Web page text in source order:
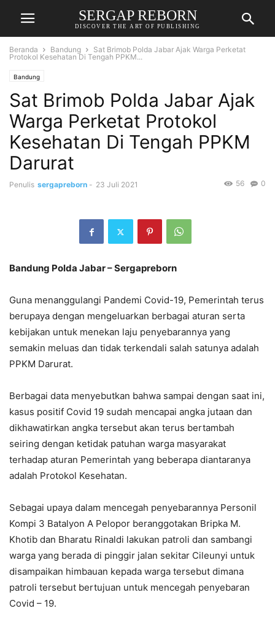
SERGAP REBORN
DISCOVER THE ART OF PUBLISHING
Beranda Bandung
Sat Brimob Polda Jabar Ajak Warga Perketat
Protokol Kesehatan Di Tengah PPKM...
Bandung
Sat Brimob Polda Jabar Ajak
Warga Perketat Protokol
Kesehatan Di Tengah PPKM
Darurat
Penulis sergapreborn - 23 Juli 2021 0
56
Bandung Polda Jabar – Sergapreborn
Guna menanggulangi Pandemi Covid-19, Pemerintah terus
berupaya dengan mengeluarkan berbagai aturan serta
kebijakan untuk menekan laju penyebarannya yang
semakin meluas dan tidak terkendali salah satunya adalah
PPKM Darurat.
Berbagai data menyebutkan bahwa sampai dengan saat ini,
kasus positif Covid 19 sudah mencapai angka jutaan dan
dikhawatirkan angka tersebut akan terus bertambah
seiring dengan ketidak patuhan warga masyarakat
terhadap aturan Pemerintah yang beberapa diantaranya
adalah Protokol Kesehatan.
Sebagai upaya dalam mencegah penyebarannya Personil
Kompi 3 Batalyon A Pelopor beranggotakan Bripka M.
Khotib dan Bharatu Rinaldi lakukan patroli dan sambangi
warga yang berada di pinggir jalan sekitar Cileunyi untuk
disampaikan himbauan kepada warga tersebut dimana
patroli tersebut bertujuan untuk mencegah penyebaran
Covid – 19.